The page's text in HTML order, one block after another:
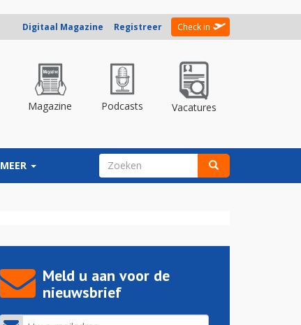
Digitaal Magazine Registreer Check in
Magazine Podcasts Vacatures
MEER ZOEKVELD
Meld u aan voor de
nieuwsbrief